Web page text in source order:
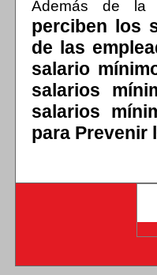
Además de la
perciben los
de las
salario
salarios
salarios
para Prevenir